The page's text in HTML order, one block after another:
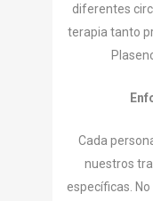
diferentes
terapia tanto
Cada
nuestros
específicas.